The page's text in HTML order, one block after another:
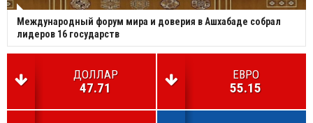
Международный форум мира и доверия в Ашхабаде собрал
лидеров 16 государств
ДОЛЛАР
47.71
ЕВРО
55.15